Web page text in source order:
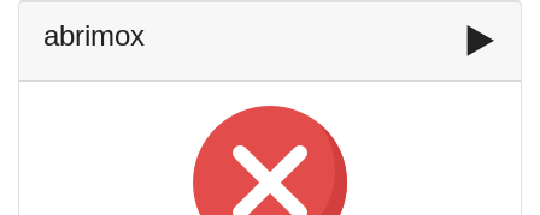
abrimox ▶️